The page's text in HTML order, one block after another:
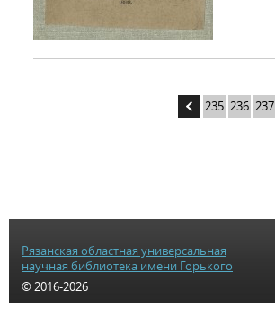
235 236 237
Рязанская областная универсальная
научная библиотека имени Горького
© 2016-2026